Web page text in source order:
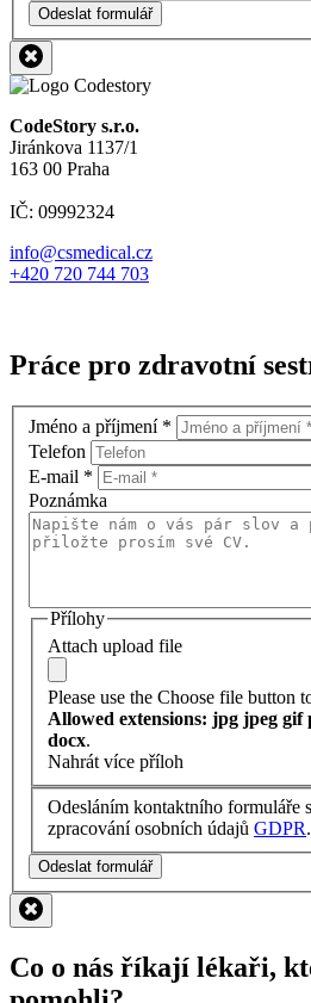
Odeslat formulář
CodeStory s.r.o.
Jiránkova 1137/1
163 00 Praha
IČ: 09992324
info@csmedical.cz
+420 720 744 703
Práce pro zdravotní
Jméno a příjmení *
Telefon
E-mail *
Poznámka
Přílohy
Attach upload file
Please use the Choose file button
Allowed extensions: jpg jpeg
docx.
Nahrát více příloh
Odesláním kontaktního formuláře
zpracování osobních údajů GDPR.
Odeslat formulář
Co o nás říkají lékaři,